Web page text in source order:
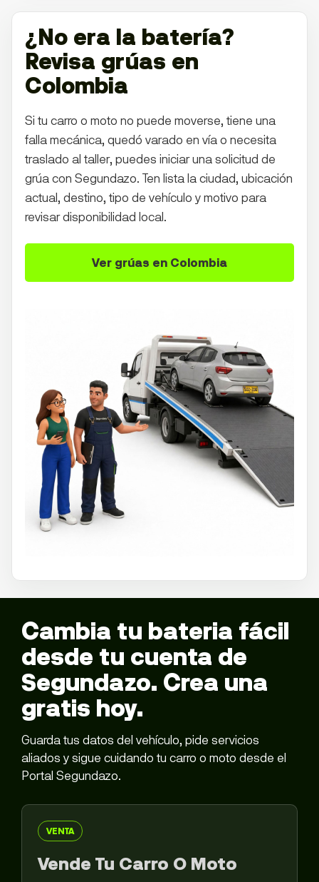
¿No era la batería?
Revisa grúas en
Colombia
Si tu carro o moto no puede moverse, tiene una
falla mecánica, quedó varado en vía o necesita
traslado al taller, puedes iniciar una solicitud de
grúa con Segundazo. Ten lista la ciudad, ubicación
actual, destino, tipo de vehículo y motivo para
revisar disponibilidad local.
Ver grúas en Colombia
Cambia tu bateria fácil
desde tu cuenta de
Segundazo. Crea una
gratis hoy.
Guarda tus datos del vehículo, pide servicios
aliados y sigue cuidando tu carro o moto desde el
Portal Segundazo.
VENTA
Vende Tu Carro O Moto